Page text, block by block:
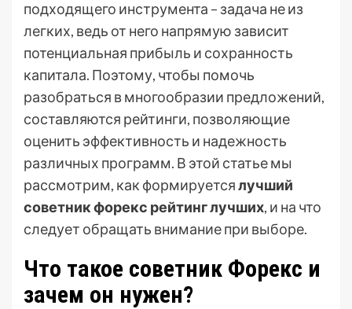
подходящего инструмента – задача не из
легких, ведь от него напрямую зависит
потенциальная прибыль и сохранность
капитала. Поэтому, чтобы помочь
разобраться в многообразии предложений,
составляются рейтинги, позволяющие
оценить эффективность и надежность
различных программ. В этой статье мы
рассмотрим, как формируетсялучший
советник форекс рейтинг лучших, и на что
следует обращать внимание при выборе.
Что такое советник Форекс и
зачем он нужен?